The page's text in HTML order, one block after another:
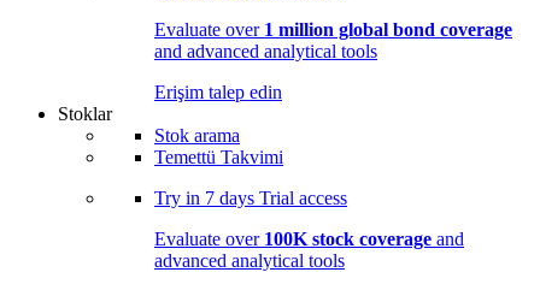
Evaluate over 1 million global bond coverage
and advanced analytical tools
Erişim talep edin
Stoklar
Stok arama
Temettü Takvimi
Try in 7 days Trial access
Evaluate over 100K stock coverage and
advanced analytical tools